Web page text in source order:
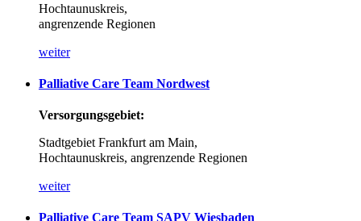
Hochtaunuskreis,
angrenzende Regionen
weiter
Palliative Care Team Nordwest
Versorgungsgebiet:
Stadtgebiet Frankfurt am Main,
Hochtaunuskreis, angrenzende Regionen
weiter
Palliative Care Team SAPV Wiesbaden